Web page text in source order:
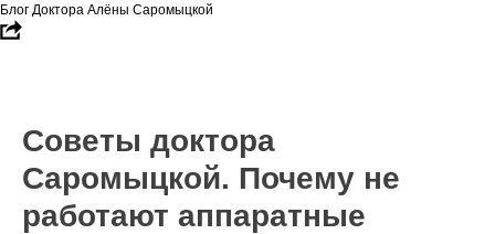
Блог Доктора Алёны Саромыцкой
Советы доктора
Саромыцкой. Почему не
работают аппаратные